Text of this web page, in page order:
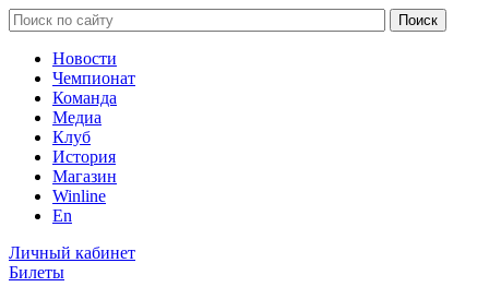
Новости
Чемпионат
Команда
Медиа
Клуб
История
Магазин
Winline
En
Личный кабинет
Билеты